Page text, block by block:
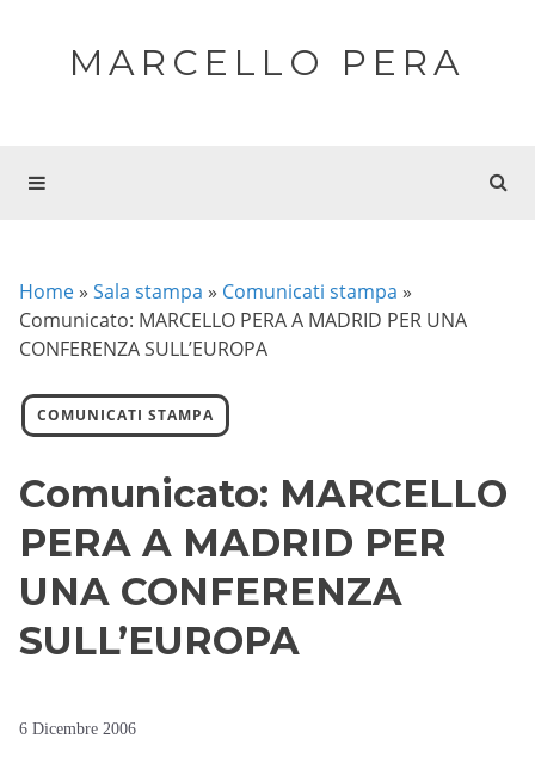
MARCELLO PERA
Home » Sala stampa » Comunicati stampa »
Comunicato: MARCELLO PERA A MADRID PER UNA
CONFERENZA SULL’EUROPA
COMUNICATI STAMPA
Comunicato: MARCELLO
PERA A MADRID PER
UNA CONFERENZA
SULL’EUROPA
6 Dicembre 2006